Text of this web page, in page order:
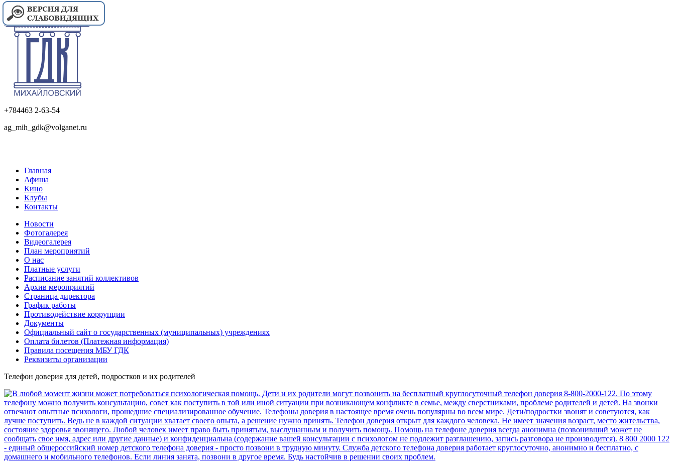
+784463 2-63-54
ag_mih_gdk@volganet.ru
Главная
Афиша
Кино
Клубы
Контакты
Новости
Фотогалерея
Видеогалерея
План мероприятий
О нас
Платные услуги
Расписание занятий коллективов
Архив мероприятий
Страница директора
График работы
Противодействие коррупции
Документы
Официальный сайт о государственных (муниципальных) учреждениях
Оплата билетов (Платежная информация)
Правила посещения МБУ ГДК
Реквизиты организации
Телефон доверия для детей, подростков и их родителей